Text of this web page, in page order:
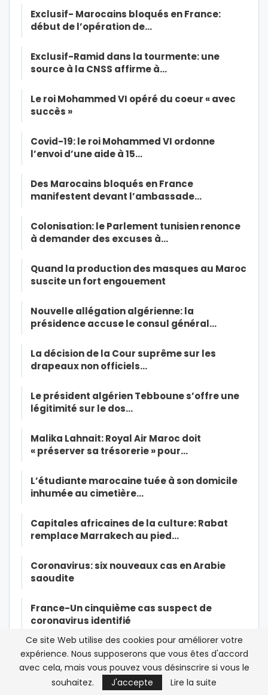
Exclusif- Marocains bloqués en France:
début de l’opération de…
Exclusif-Ramid dans la tourmente: une
source à la CNSS affirme à…
Le roi Mohammed VI opéré du coeur « avec
succès »
Covid-19: le roi Mohammed VI ordonne
l’envoi d’une aide à 15…
Des Marocains bloqués en France
manifestent devant l’ambassade…
Colonisation: le Parlement tunisien renonce
à demander des excuses à…
Quand la production des masques au Maroc
suscite un fort engouement
Nouvelle allégation algérienne: la
présidence accuse le consul général…
La décision de la Cour suprême sur les
drapeaux non officiels…
Le président algérien Tebboune s’offre une
légitimité sur le dos…
Malika Lahnait: Royal Air Maroc doit
« préserver sa trésorerie » pour…
L’étudiante marocaine tuée à son domicile
inhumée au cimetière…
Capitales africaines de la culture: Rabat
remplace Marrakech au pied…
Coronavirus: six nouveaux cas en Arabie
saoudite
France-Un cinquième cas suspect de
coronavirus identifié
Première transmission du nouveau
coronavirus d’un malade à des…
Ce site Web utilise des cookies pour améliorer votre
expérience. Nous supposerons que vous êtes d'accord
avec cela, mais vous pouvez vous désinscrire si vous le
souhaitez.
J'accepte Lire la suite